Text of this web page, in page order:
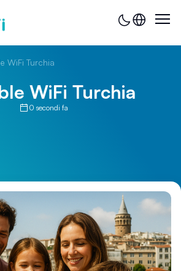
WiFi Turchia
WiFi Turchia
0 secondi fa